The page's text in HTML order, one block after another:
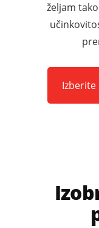
željam
Izberite